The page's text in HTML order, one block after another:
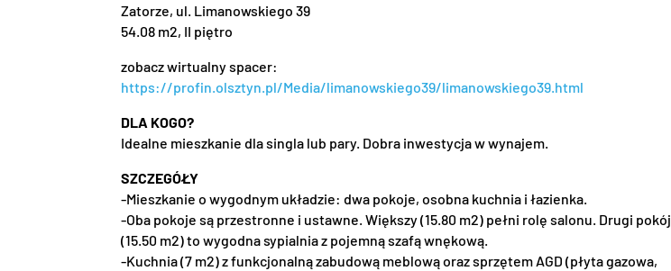
Zatorze, ul. Limanowskiego 39
54.08 m2, II piętro
zobacz wirtualny spacer:
https://profin.olsztyn.pl/Media/limanowskiego39/limanowskiego39.html
DLA KOGO?
Idealne mieszkanie dla singla lub pary. Dobra inwestycja w wynajem.
SZCZEGÓŁY
-Mieszkanie o wygodnym układzie: dwa pokoje, osobna kuchnia i łazienka.
-Oba pokoje są przestronne i ustawne. Większy (15.80 m2) pełni rolę salonu. Drugi pokój
(15.50 m2) to wygodna sypialnia z pojemną szafą wnękową.
-Kuchnia (7 m2) z funkcjonalną zabudową meblową oraz sprzętem AGD (płyta gazowa,